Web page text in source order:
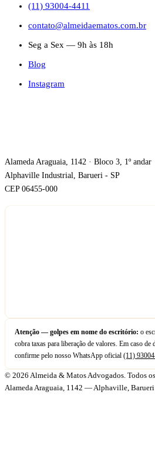
(11) 93004-4411
contato@almeidaematos.com.br
Seg a Sex — 9h às 18h
Blog
Instagram
Alameda Araguaia, 1142 · Bloco 3, 1º andar
Alphaville Industrial, Barueri - SP
CEP 06455-000
Atenção — golpes em nome do escritório: o
cobra taxas para liberação de valores. Em caso
confirme pelo nosso WhatsApp oficial (11)
© 2026 Almeida & Matos Advogados. Todos
Alameda Araguaia, 1142 — Alphaville, Barueri